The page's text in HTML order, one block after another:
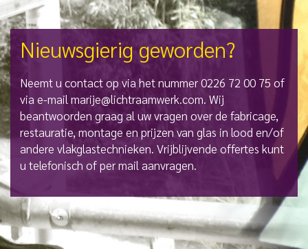
Nieuwsgierig geworden?
Neemt u contact op via het nummer 0226 72 00 75 of
via e-mail marije@lichtraamwerk.com. Wij
beantwoorden graag al uw vragen over de fabricage,
restauratie, montage en prijzen van glas in lood en/of
andere vlakglastechnieken. Vrijblijvende offertes kunt
u telefonisch of per mail aanvragen.